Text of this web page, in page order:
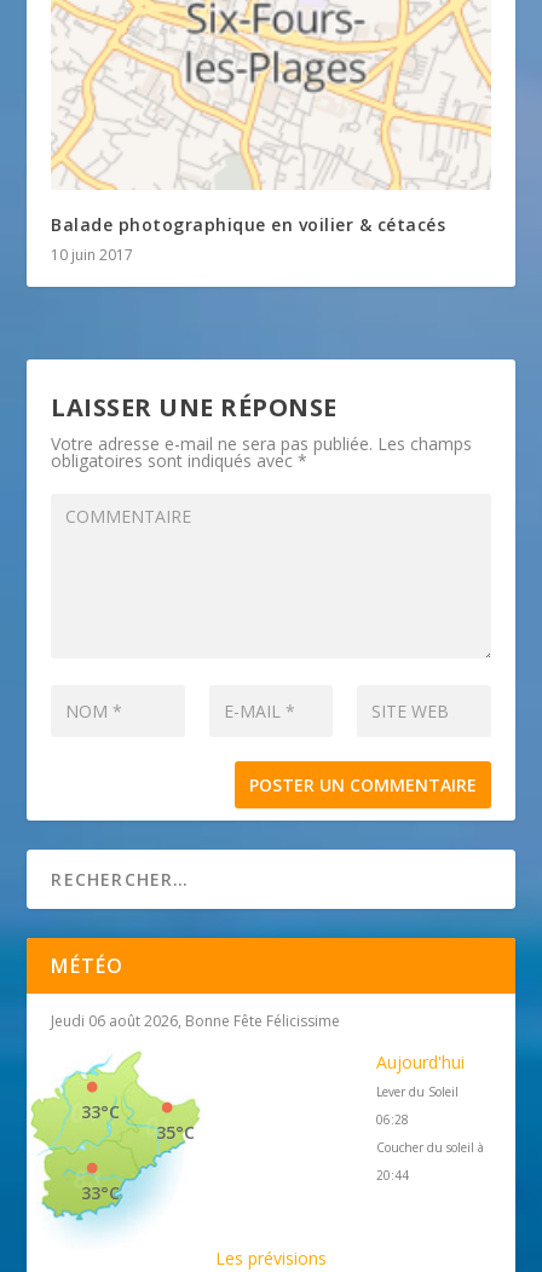
Balade photographique en voilier & cétacés
10 juin 2017
LAISSER UNE RÉPONSE
Votre adresse e-mail ne sera pas publiée. Les champs
obligatoires sont indiqués avec*
MÉTÉO
Jeudi 06 août 2026, Bonne Fête Félicissime
35°C
33°C
33°C
Aujourd'hui
Lever du Soleil
06:28
Coucher du soleil à
20:44
Les prévisions